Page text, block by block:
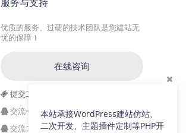
优质的服务、过硬的技术团队是您建站无
忧的保障！
在线咨询
提交工单
交流一群：104228692(满)
交流二群：64786792
本站承接WordPress建站仿站、
二次开发、主题插件定制等PHP开